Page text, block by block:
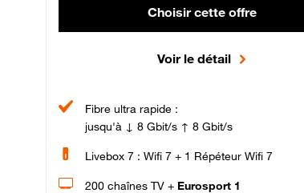
Choisir cette offre
Voir le détail
Fibre ultra rapide :
jusqu'à ↓ 8 Gbit/s ↑ 8 Gbit/s
Livebox 7 : Wifi 7 + 1 Répéteur Wifi 7
200 chaînes TV + Eurosport 1